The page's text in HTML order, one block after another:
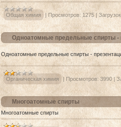
Общая химия | Просмотров: 1275|
Одноатомные предельные спирты -
Одноатомные предельные спирты -
Органическая химия | Просмотров: 3990|
Многоатомные спирты
Многоатомные спирты